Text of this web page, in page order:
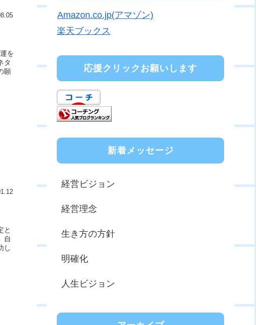
を
タ
願
と
自
し
Amazon.co.jp(アマゾン)
楽天ブックス
応援クリックお願いします
新着メッセージ
経営ビジョン
経営理念
生き方の方針
明確化
人生ビジョン